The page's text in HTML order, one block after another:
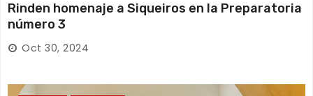
Rinden homenaje a Siqueiros en la Preparatoria
número 3
Oct 30, 2024